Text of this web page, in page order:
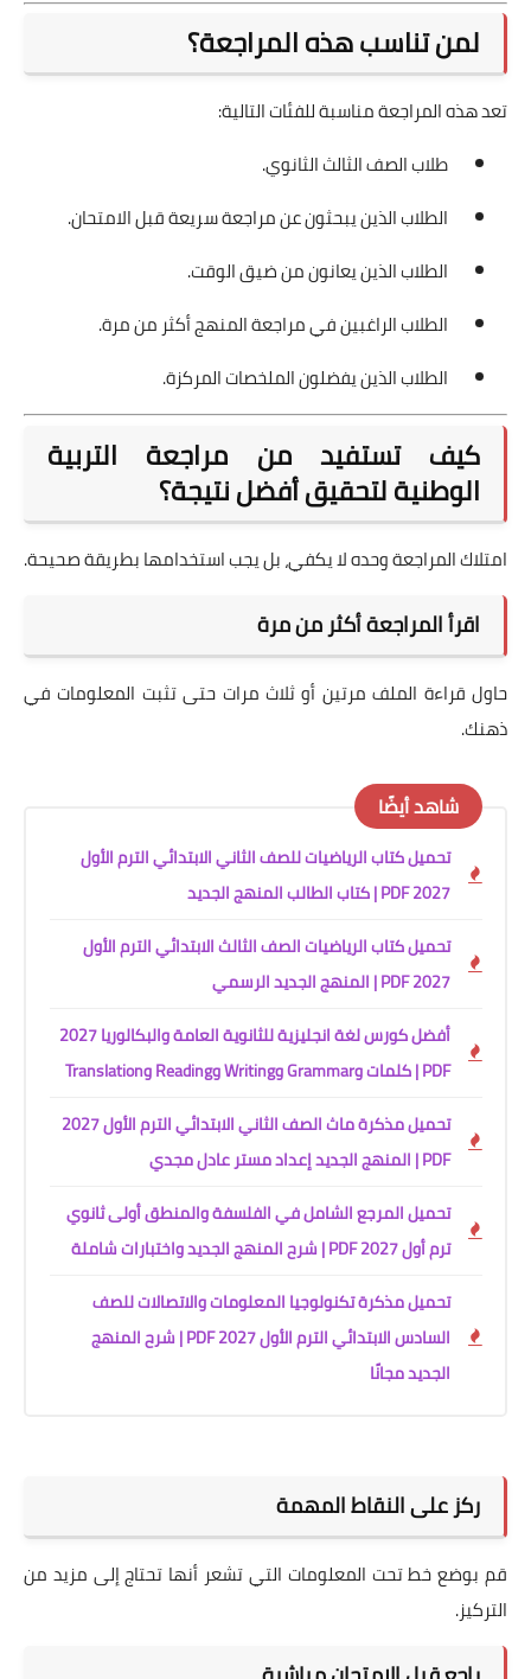
لمن تناسب هذه المراجعة؟
تعد هذه المراجعة مناسبة للفئات التالية:
طلاب الصف الثالث الثانوي.
الطلاب الذين يبحثون عن مراجعة سريعة قبل الامتحان.
الطلاب الذين يعانون من ضيق الوقت.
الطلاب الراغبين في مراجعة المنهج أكثر من مرة.
الطلاب الذين يفضلون الملخصات المركزة.
كيف تستفيد من مراجعة التربية
الوطنية لتحقيق أفضل نتيجة؟
امتلاك المراجعة وحده لا يكفي، بل يجب استخدامها بطريقة صحيحة.
اقرأ المراجعة أكثر من مرة
حاول قراءة الملف مرتين أو ثلاث مرات حتى تثبت المعلومات في
ذهنك.
شاهد أيضًا
تحميل كتاب الرياضيات للصف الثاني الابتدائي الترم الأول
2027 PDF | كتاب الطالب المنهج الجديد
تحميل كتاب الرياضيات الصف الثالث الابتدائي الترم الأول
2027 PDF | المنهج الجديد الرسمي
أفضل كورس لغة انجليزية للثانوية العامة والبكالوريا 2027
PDF | كلمات وGrammar وWriting وReading وTranslation
تحميل مذكرة ماث الصف الثاني الابتدائي الترم الأول 2027
PDF | المنهج الجديد إعداد مستر عادل مجدي
تحميل المرجع الشامل في الفلسفة والمنطق أولى ثانوي
ترم أول 2027 PDF | شرح المنهج الجديد واختبارات شاملة
تحميل مذكرة تكنولوجيا المعلومات والاتصالات للصف
السادس الابتدائي الترم الأول 2027 PDF | شرح المنهج
الجديد مجانًا
ركز على النقاط المهمة
قم بوضع خط تحت المعلومات التي تشعر أنها تحتاج إلى مزيد من
التركيز.